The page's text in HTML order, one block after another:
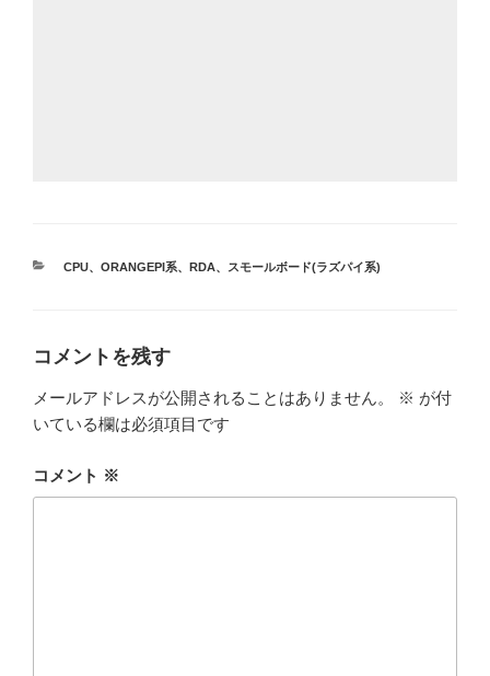
カ
CPU、 ORANGEPI系、 RDA、 スモールボード(ラズパイ系)
コメントを残す
メールアドレスが公開されることはありません。 ※ が付
いている欄は必須項目です
コメント ※